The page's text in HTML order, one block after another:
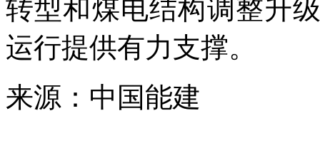
转型和煤电结构调整升
运行提供有力支撑。
来源：中国能建